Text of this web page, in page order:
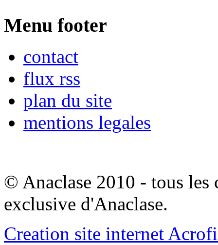
Menu footer
contact
flux rss
plan du site
mentions legales
© Anaclase 2010 - tous les
exclusive d'Anaclase.
Creation site internet